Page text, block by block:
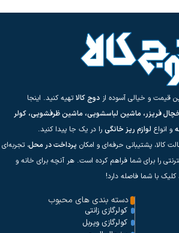
قیمت و خیالی آسوده از دوج کالاتهیه کنید. اینجا
فریزر، ماشین لباسشویی، ماشین ظرفشویی، کولر
و انواع لوازم ریز خانگی را در یک جا پیدا کنید.
کالا، پشتیبانی حرفه‌ای و امکان پرداخت در محل، تجربه‌ای
را برای شما فراهم کرده است. هر آنچه برای خانه و
با شما فاصله دارد!
دسته بندی های محبوب
کولرگازی زانتی
کولرگازی ویربل